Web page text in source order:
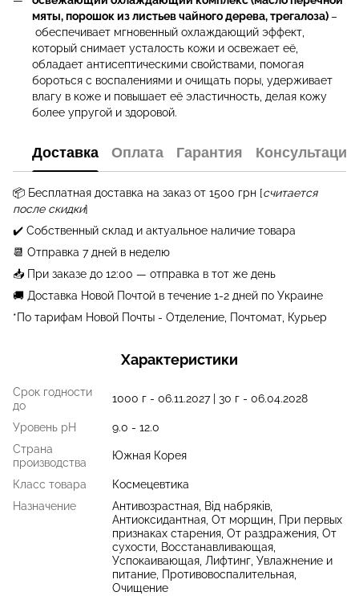
мяты, порошок из листьев чайного дерева, трегалоза) –
обеспечивает мгновенный охлаждающий эффект,
который снимает усталость кожи и освежает её,
обладает антисептическими свойствами, помогая
бороться с воспалениями и очищать поры, удерживает
влагу в коже и повышает её эластичность, делая кожу
более упругой и здоровой.
Доставка Оплата Гарантия Консультация
📦 Бесплатная доставка на заказ от 1500 грн [считается
после скидки]
✔️ Собственный склад и актуальное наличие товара
📆 Отправка 7 дней в неделю
📥 При заказе до 12:00 — отправка в тот же день
🚚 Доставка Новой Почтой в течение 1-2 дней по Украине
*По тарифам Новой Почты - Отделение, Почтомат, Курьер
Характеристики
Срок годности
до
1000 г - 06.11.2027 | 30 г - 06.04.2028
Уровень pH
9.0 - 12.0
Страна
производства
Южная Корея
Класс товара
Космецевтика
Назначение
Антивозрастная, Від набряків,
Антиоксидантная, От морщин, При первых
признаках старения, От раздражения, От
сухости, Восстанавливающая,
Успокаивающая, Лифтинг, Увлажнение и
питание, Противовоспалительная,
Очищение